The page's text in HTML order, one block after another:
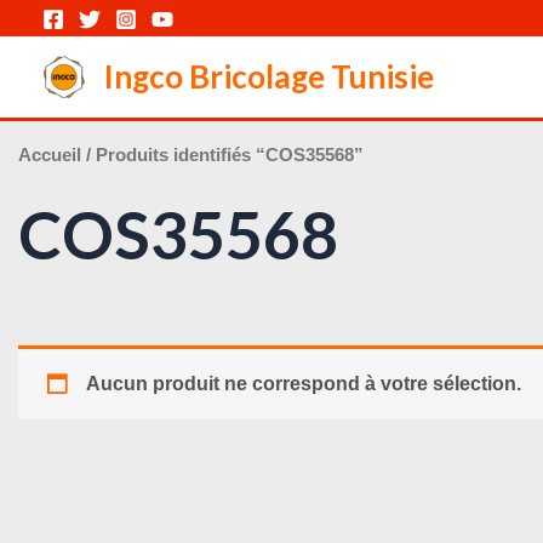
contenu
Ingco Bricolage Tunisie
Accueil / Produits identifiés “COS35568”
COS35568
Aucun produit ne correspond à votre sélection.